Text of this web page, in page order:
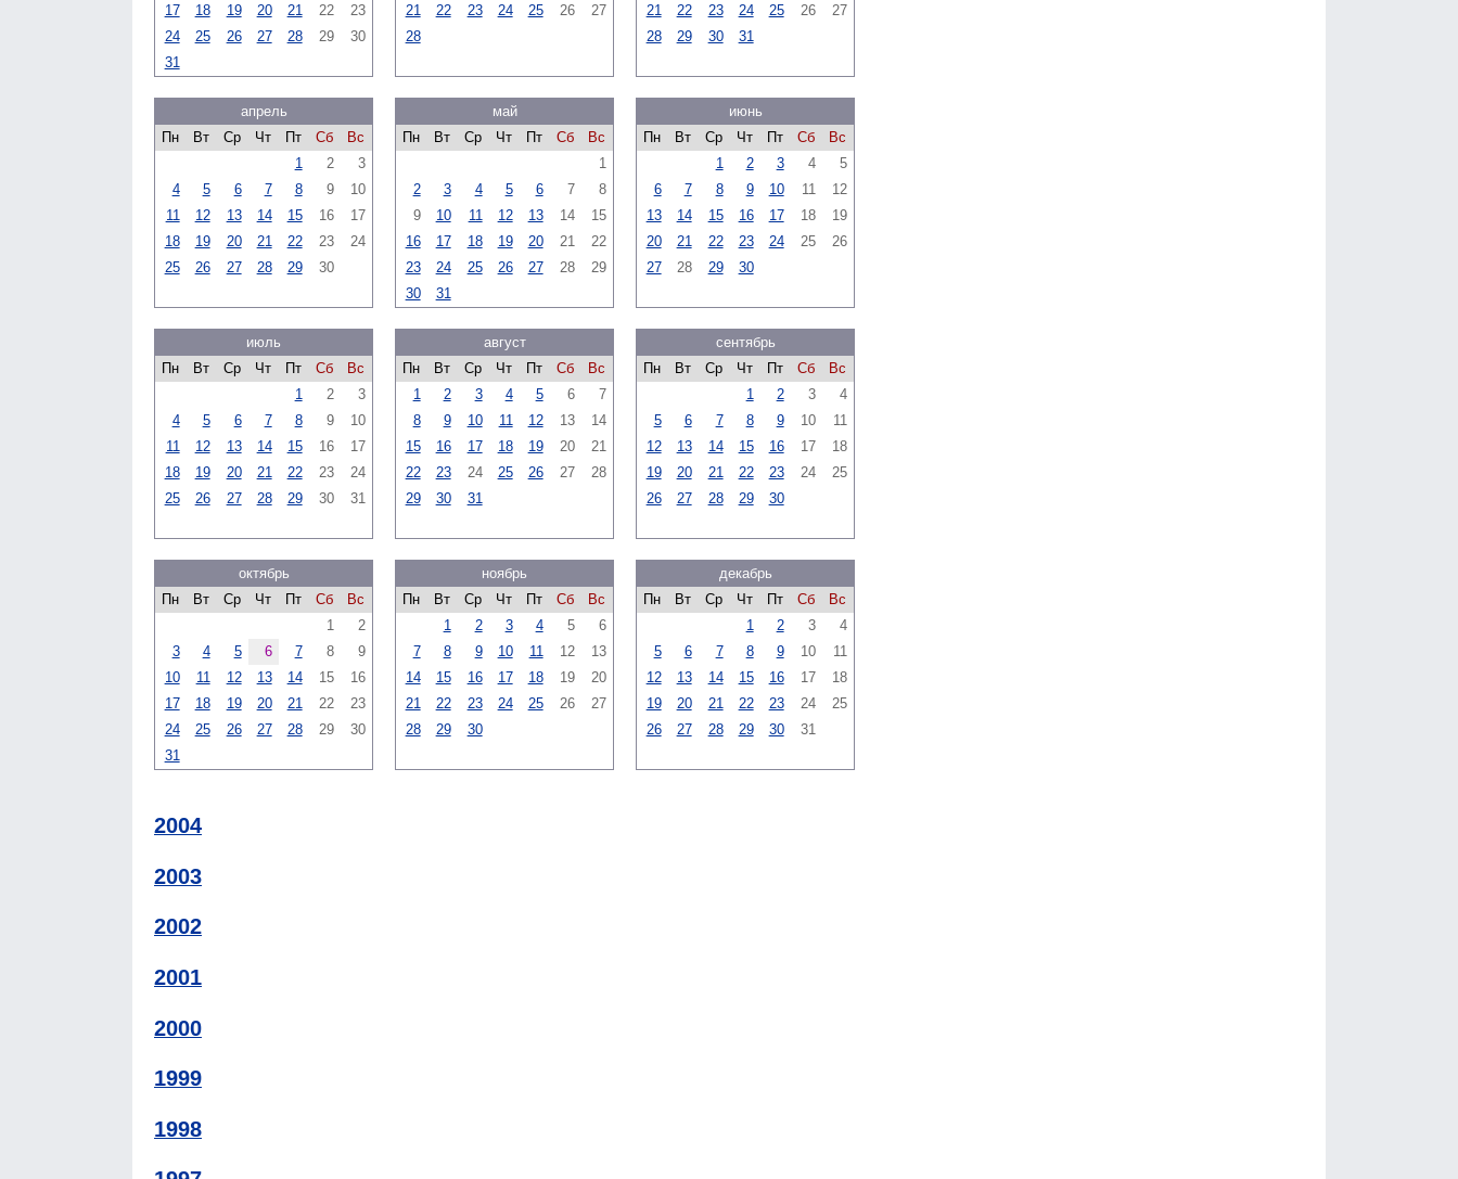
17
18 19 20 21 22
23
24
25 26 27 28 29
30
31
21
22 23 24 25 26
27
28
21
22 23 24 25 26
27
28
29 30 31
апрель
Пн
Вт Ср Чт Пт Сб
Вс
1
2
3
4
5 6 7 8 9
10
11
12 13 14 15 16
17
18
19 20 21 22 23
24
25
26 27 28 29 30
май
Пн
Вт Ср Чт Пт Сб
Вс
1
2
3 4 5 6 7
8
9
10 11 12 13 14
15
16
17 18 19 20 21
22
23
24 25 26 27 28
29
30
31
июнь
Пн
Вт Ср Чт Пт Сб
Вс
1
2 3 4
5
6
7 8 9 10 11
12
13
14 15 16 17 18
19
20
21 22 23 24 25
26
27
28 29 30
июль
Пн
Вт Ср Чт Пт Сб
Вс
1
2
3
4
5 6 7 8 9
10
11
12 13 14 15 16
17
18
19 20 21 22 23
24
25
26 27 28 29 30 31
август
Пн
Вт Ср Чт Пт Сб
Вс
1
2 3 4 5 6
7
8
9 10 11 12 13
14
15
16 17 18 19 20
21
22
23 24 25 26 27
28
29
30 31
сентябрь
Пн
Вт Ср Чт Пт Сб
Вс
1
2 3
4
5
6 7 8 9 10
11
12
13 14 15 16 17
18
19
20 21 22 23 24
25
26
27 28 29 30
октябрь
Пн
Вт Ср Чт Пт Сб
Вс
1
2
3
4 5 6 7 8
9
10
11 12 13 14 15
16
17
18 19 20 21 22
23
24
25 26 27 28 29
30
31
ноябрь
Пн
Вт Ср Чт Пт Сб
Вс
1
2 3 4 5
6
7
8 9 10 11 12
13
14
15 16 17 18 19
20
21
22 23 24 25 26
27
28
29 30
декабрь
Пн
Вт Ср Чт Пт Сб
Вс
1
2 3
4
5
6 7 8 9 10
11
12
13 14 15 16 17
18
19
20 21 22 23 24
25
26
27 28 29 30 31
2004
2003
2002
2001
2000
1999
1998